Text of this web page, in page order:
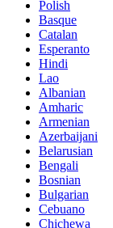
Polish
Basque
Catalan
Esperanto
Hindi
Lao
Albanian
Amharic
Armenian
Azerbaijani
Belarusian
Bengali
Bosnian
Bulgarian
Cebuano
Chichewa